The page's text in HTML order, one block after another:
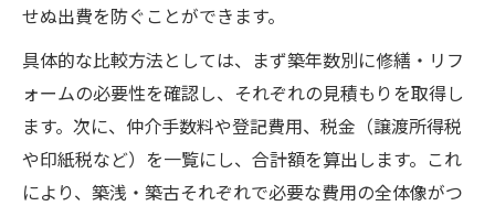
せぬ出費を防ぐことができます。
具体的な比較方法としては、まず築年数別に修繕・リフ
ォームの必要性を確認し、それぞれの見積もりを取得し
ます。次に、仲介手数料や登記費用、税金（譲渡所得税
や印紙税など）を一覧にし、合計額を算出します。これ
により、築浅・築古それぞれで必要な費用の全体像がつ